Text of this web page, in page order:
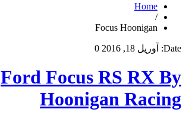
Home
/
Focus Hoonigan
Date: آوریل 18, 2016 0
Ford Focus RS RX By
Hoonigan Racing